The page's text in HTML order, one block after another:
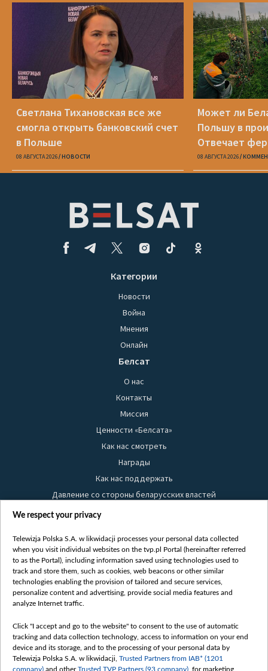
Светлана Тихановская все же
смогла открыть банковский счет
в Польше
08 АВГУСТА 2026 НОВОСТИ
Может ли
Польшу в
Отвечает
08 АВГУСТА 2026
Категории
Новости
Война
Мнения
Онлайн
Белсат
О нас
Контакты
Миссия
Ценности «Белсата»
Как нас смотреть
Награды
Как нас поддержать
Давление со стороны беларусских властей
Правила использования материалов
Безопасность
Youtube
Белсат news
Белсат Life
Belsat English
Biełsat PL
Белсат Now
We respect your privacy
Telewizja Polska S.A. w likwidacji processes your personal data collected
when you visit individual websites on the tvp.pl Portal (hereinafter referred
to as the Portal), including information saved using technologies used to
track and store them, such as cookies, web beacons or other similar
technologies enabling the provision of tailored and secure services,
personalize content and advertising, provide social media features and
analyze Internet traffic.
Click "I accept and go to the website" to consent to the use of automatic
tracking and data collection technology, access to information on your end
device and its storage, and to the processing of your personal data by
Telewizja Polska S.A. w likwidacji, Trusted Partners from IAB* (1201
company) and otherTrusted TVP Partners (93 company) , for marketing